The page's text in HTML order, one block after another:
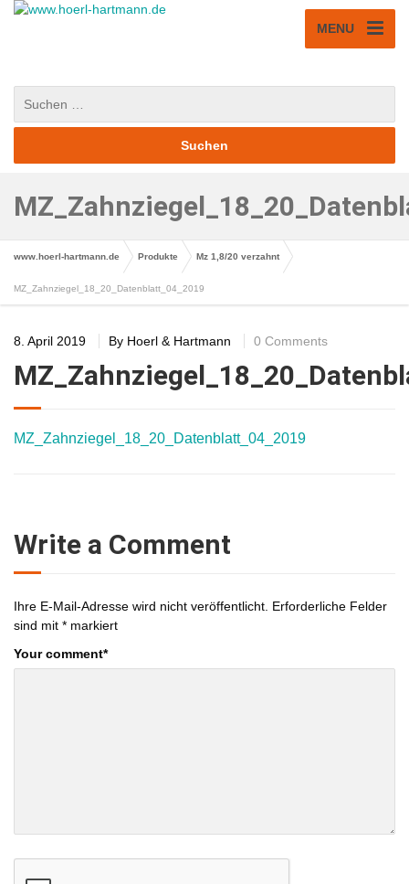
MENU
www.hoerl-hartmann.de Produkte Mz 1,8/20 verzahnt
MZ_Zahnziegel_18_20_Datenblatt_04_2019
8. April 2019 By Hoerl & Hartmann 0 Comments
MZ_Zahnziegel_18_20_Datenblatt_04_2019
Write a Comment
Ihre E-Mail-Adresse wird nicht veröffentlicht. Erforderliche Felder
sind mit * markiert
Your comment*